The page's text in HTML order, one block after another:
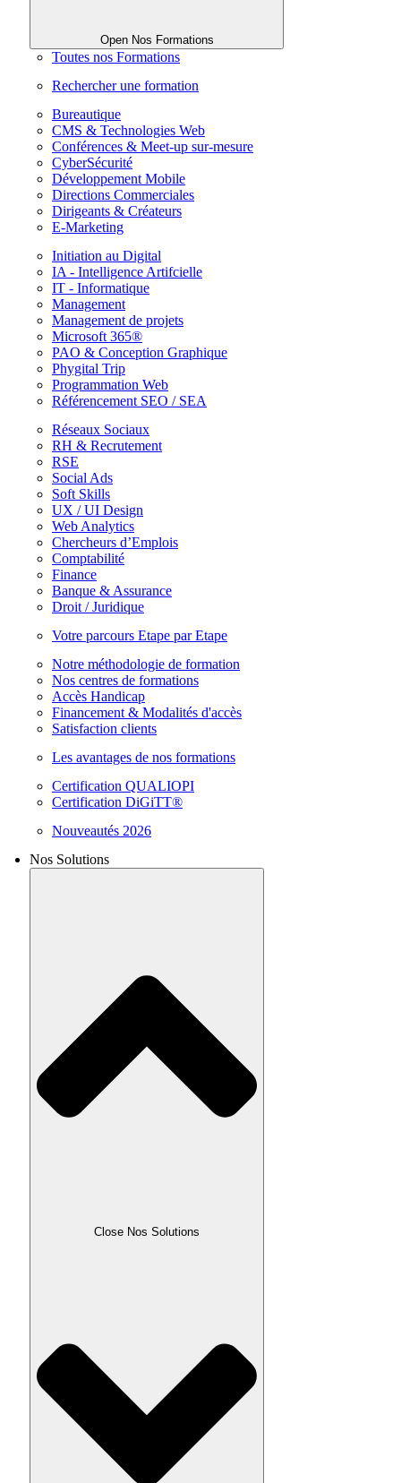
Open Nos Formations
Toutes nos Formations
Rechercher une formation
Bureautique
CMS & Technologies Web
Conférences & Meet-up sur-mesure
CyberSécurité
Développement Mobile
Directions Commerciales
Dirigeants & Créateurs
E-Marketing
Initiation au Digital
IA - Intelligence Artifcielle
IT - Informatique
Management
Management de projets
Microsoft 365®
PAO & Conception Graphique
Phygital Trip
Programmation Web
Référencement SEO / SEA
Réseaux Sociaux
RH & Recrutement
RSE
Social Ads
Soft Skills
UX / UI Design
Web Analytics
Chercheurs d’Emplois
Comptabilité
Finance
Banque & Assurance
Droit / Juridique
Votre parcours Etape par Etape
Notre méthodologie de formation
Nos centres de formations
Accès Handicap
Financement & Modalités d'accès
Satisfaction clients
Les avantages de nos formations
Certification QUALIOPI
Certification DiGiTT®
Nouveautés 2026
Nos Solutions
Close Nos Solutions